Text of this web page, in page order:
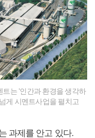
는 '인간과 환경을 생각하
게 시멘트사업을 펼치고
과제를 안고 있다.